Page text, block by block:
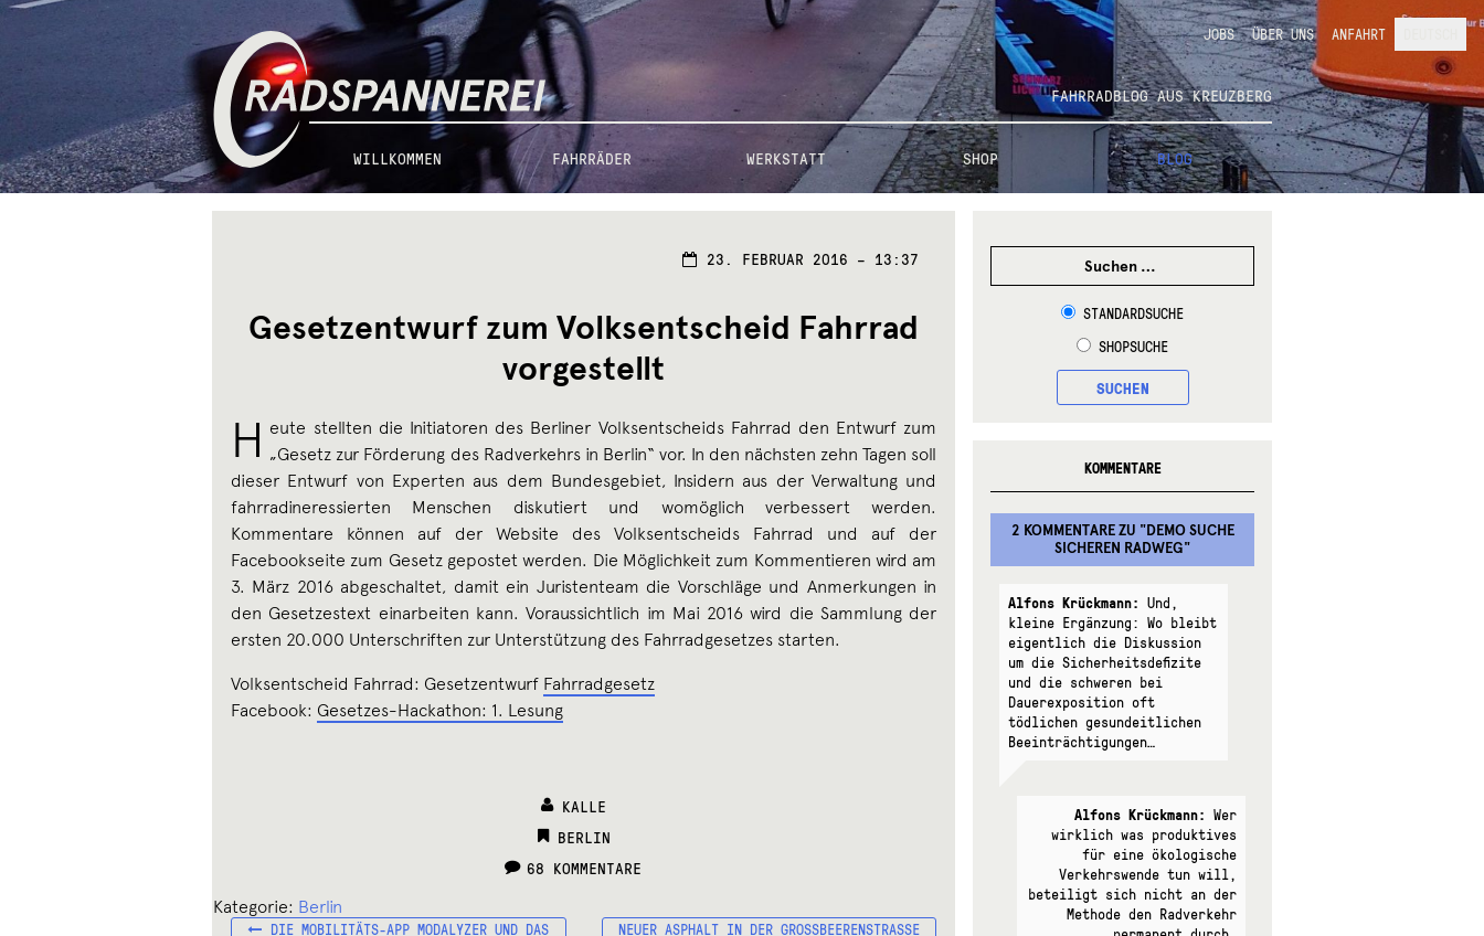
Zur
Zum
Radspannerei
FAHRRADBLOG AUS KREUZBERG
JOBS ÜBER UNS ANFAHRT
WILLKOMMEN FAHRRÄDER WERKSTATT SHOP BLOG
23. FEBRUAR 2016 – 13:37
Gesetzentwurf zum Volksentscheid Fahrrad
vorgestellt
H eute stellten die Initiatoren des Berliner Volksentscheids Fahrrad den Entwurf zum
„Gesetz zur Förderung des Radverkehrs in Berlin“ vor. In den nächsten zehn Tagen soll
dieser Entwurf von Experten aus dem Bundesgebiet, Insidern aus der Verwaltung und
fahrradineressierten Menschen diskutiert und womöglich verbessert werden.
Kommentare können auf der Website des Volksentscheids Fahrrad und auf der
Facebookseite zum Gesetz gepostet werden. Die Möglichkeit zum Kommentieren wird am
3. März 2016 abgeschaltet, damit ein Juristenteam die Vorschläge und Anmerkungen in
den Gesetzestext einarbeiten kann. Voraussichtlich im Mai 2016 wird die Sammlung der
ersten 20.000 Unterschriften zur Unterstützung des Fahrradgesetzes starten.
Volksentscheid Fahrrad: Gesetzentwurf Fahrradgesetz
Facebook: Gesetzes-Hackathon: 1. Lesung
KALLE
CATEGORIES:
BERLIN
68 KOMMENTARE
Kategorie: Berlin
VORHERIGER
DIE MOBILITÄTS-APP MODALYZER UND DAS NÄCHSTER
NEUER ASPHALT IN DER GROSSBEERENSTRASSE
STANDARDSUCHE
SHOPSUCHE
SUCHEN
KOMMENTARE
2 KOMMENTAREZU "DEMO SUCHE
SICHEREN RADWEG"
Alfons Krückmann: Und,
kleine Ergänzung: Wo bleibt
eigentlich die Diskussion
um die Sicherheitsdefizite
und die schweren bei
Dauerexposition oft
tödlichen gesundeitlichen
Beeinträchtigungen…
Alfons Krückmann: Wer
wirklich was produktives
für eine ökologische
Verkehrswende tun will,
beteiligt sich nicht an der
Methode den Radverkehr